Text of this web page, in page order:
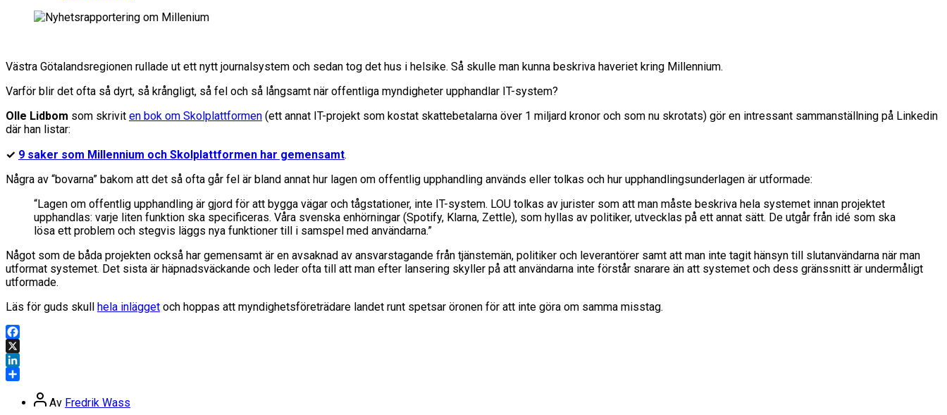
Västra Götalandsregionen rullade ut ett nytt journalsystem och sedan tog det hus i helsike. Så skulle man kunna beskriva haveriet kring Millennium.
Varför blir det ofta så dyrt, så krångligt, så fel och så långsamt när offentliga myndigheter upphandlar IT-system?
Olle Lidbom som skrivit en bok om Skolplattformen (ett annat IT-projekt som kostat skattebetalarna över 1 miljard kronor och som nu skrotats) gör en intressant sammanställning på Linkedin
där han listar:
✓ 9 saker som Millennium och Skolplattformen har gemensamt.
Några av “bovarna” bakom att det så ofta går fel är bland annat hur lagen om offentlig upphandling används eller tolkas och hur upphandlingsunderlagen är utformade:
“Lagen om offentlig upphandling är gjord för att bygga vägar och tågstationer, inte IT-system. LOU tolkas av jurister som att man måste beskriva hela systemet innan projektet
upphandlas: varje liten funktion ska specificeras. Våra svenska enhörningar (Spotify, Klarna, Zettle), som hyllas av politiker, utvecklas på ett annat sätt. De utgår från idé som ska
lösa ett problem och stegvis läggs nya funktioner till i samspel med användarna.”
Något som de båda projekten också har gemensamt är en avsaknad av ansvarstagande från tjänstemän, politiker och leverantörer samt att man inte tagit hänsyn till slutanvändarna när man
utformat systemet. Det sista är häpnadsväckande och leder ofta till att man efter lansering skyller på att användarna inte förstår snarare än att systemet och dess gränssnitt är undermåligt
utformade.
Läs för guds skull hela inlägget och hoppas att myndighetsföreträdare landet runt spetsar öronen för att inte göra om samma misstag.
Facebook
X
LinkedIn
Inläggsförfattare
Av Fredrik Wass